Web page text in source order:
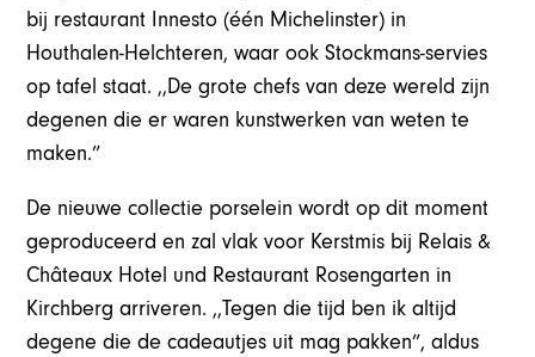
bij restaurant Innesto (één Michelinster) in
Houthalen-Helchteren, waar ook Stockmans-servies
op tafel staat. ,,De grote chefs van deze wereld zijn
degenen die er waren kunstwerken van weten te
maken.”
De nieuwe collectie porselein wordt op dit moment
geproduceerd en zal vlak voor Kerstmis bij Relais &
Châteaux Hotel und Restaurant Rosengarten in
Kirchberg arriveren. ,,Tegen die tijd ben ik altijd
degene die de cadeautjes uit mag pakken”, aldus